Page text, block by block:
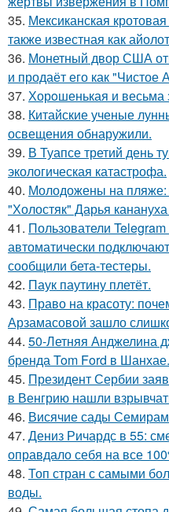
35. Мексиканская
также известная как
36. Монетный двор США
и продаёт его как "Чистое
37. Хорoшенькая и
38. Китайские ученые
освещения обнаружили.
39. В Туапсе третий день
экологическая катастрофа.
40. Молодожены на пляже:
"Холостяк" Дарья
41. Пользователи
автоматически
сообщили бета-тестеры.
42. Паук паутину плетёт.
43. Право на красоту:
Арзамасовой зашло
44. 50-Летняя Анджелина
бренда Tom Ford в Шанхае.
45. Президент Сербии
в Венгрию нашли
46. Висячие сады
47. Дениз Ричардс в 55:
оправдало себя на все
48. Топ стран с самыми
воды.